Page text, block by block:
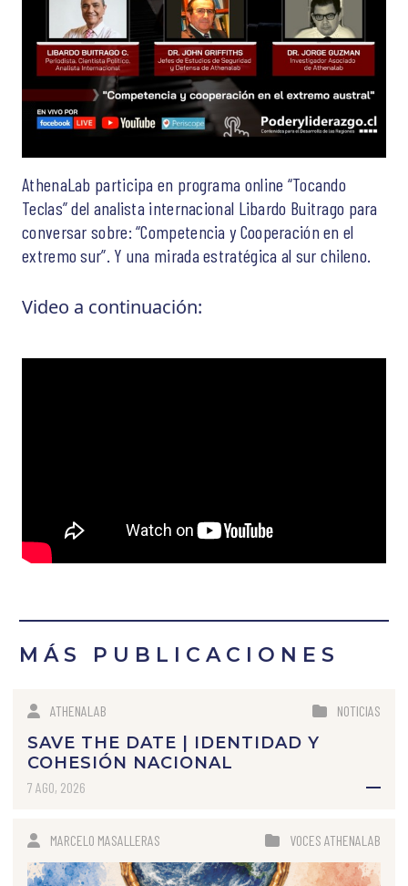
AthenaLab participa en programa online “Tocando
Teclas” del analista internacional Libardo Buitrago para
conversar sobre: “Competencia y Cooperación en el
extremo sur”. Y una mirada estratégica al sur chileno.
Video a continuación:
MÁS PUBLICACIONES
ATHENALAB NOTICIAS
SAVE THE DATE | IDENTIDAD Y
COHESIÓN NACIONAL
7 AGO, 2026
MARCELO MASALLERAS VOCES ATHENALAB